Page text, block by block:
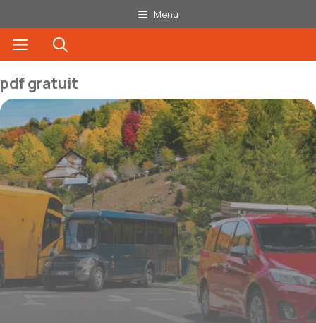
au
contenu
Menu
Menu
pdf gratuit